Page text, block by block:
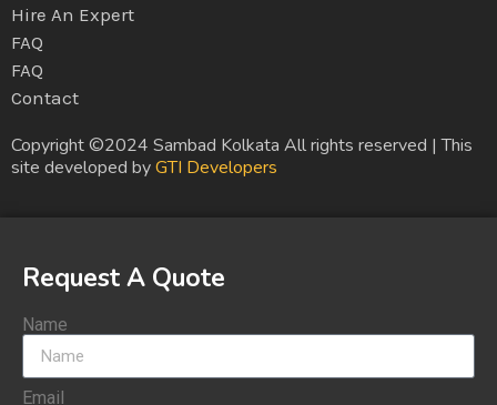
Hire An Expert
FAQ
FAQ
Contact
Copyright ©2024 Sambad Kolkata All rights reserved | This
site developed byGTI Developers
Request A Quote
Name
Email